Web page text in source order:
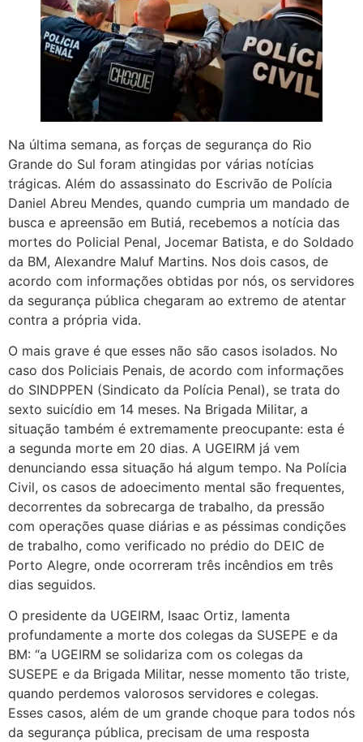
Na última semana, as forças de segurança do Rio
Grande do Sul foram atingidas por várias notícias
trágicas. Além do assassinato do Escrivão de Polícia
Daniel Abreu Mendes, quando cumpria um mandado de
busca e apreensão em Butiá, recebemos a notícia das
mortes do Policial Penal, Jocemar Batista, e do Soldado
da BM, Alexandre Maluf Martins. Nos dois casos, de
acordo com informações obtidas por nós, os servidores
da segurança pública chegaram ao extremo de atentar
contra a própria vida.
O mais grave é que esses não são casos isolados. No
caso dos Policiais Penais, de acordo com informações
do SINDPPEN (Sindicato da Polícia Penal), se trata do
sexto suicídio em 14 meses. Na Brigada Militar, a
situação também é extremamente preocupante: esta é
a segunda morte em 20 dias. A UGEIRM já vem
denunciando essa situação há algum tempo. Na Polícia
Civil, os casos de adoecimento mental são frequentes,
decorrentes da sobrecarga de trabalho, da pressão
com operações quase diárias e as péssimas condições
de trabalho, como verificado no prédio do DEIC de
Porto Alegre, onde ocorreram três incêndios em três
dias seguidos.
O presidente da UGEIRM, Isaac Ortiz, lamenta
profundamente a morte dos colegas da SUSEPE e da
BM: “a UGEIRM se solidariza com os colegas da
SUSEPE e da Brigada Militar, nesse momento tão triste,
quando perdemos valorosos servidores e colegas.
Esses casos, além de um grande choque para todos nós
da segurança pública, precisam de uma resposta